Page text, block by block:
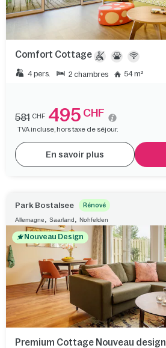
Comfort Cottage
4 pers. 2 chambres 54 m²
581 CHF 495 CHF
TVA incluse, hors taxe de séjour.
En savoir plus
Park Bostalsee Rénové
Allemagne Saarland Nohfelden
Nouveau Design
Premium Cottage Nouveau design